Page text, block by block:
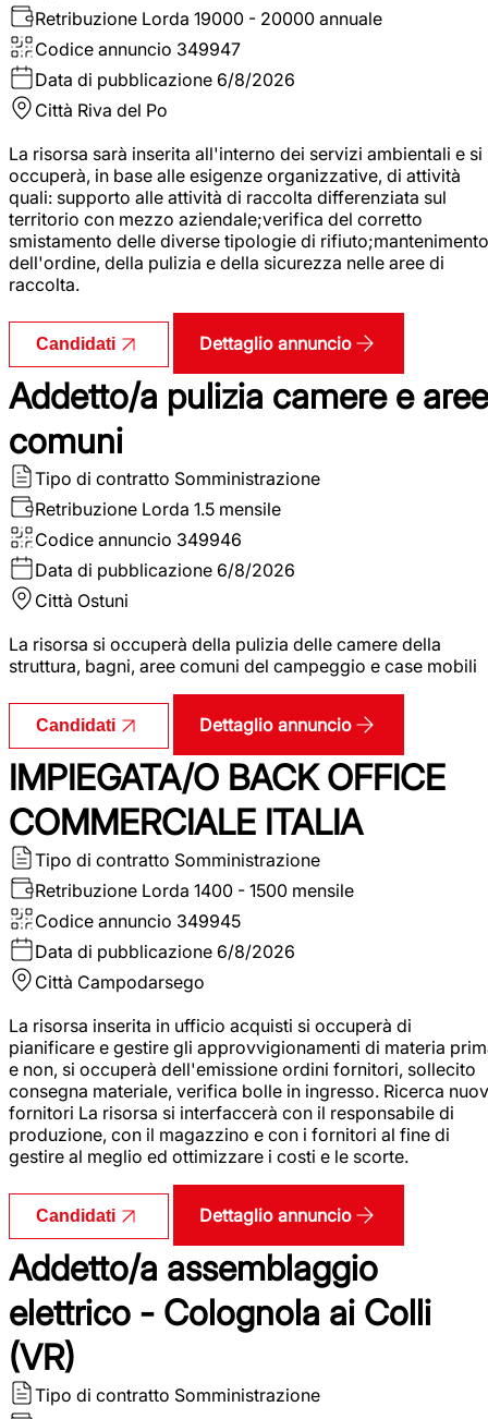
Retribuzione Lorda 19000 - 20000 annuale
Codice annuncio 349947
Data di pubblicazione 6/8/2026
Città Riva del Po
La risorsa sarà inserita all'interno dei servizi ambientali e si
occuperà, in base alle esigenze organizzative, di attività
quali: supporto alle attività di raccolta differenziata sul
territorio con mezzo aziendale;verifica del corretto
smistamento delle diverse tipologie di rifiuto;mantenimento
dell'ordine, della pulizia e della sicurezza nelle aree di
raccolta.
Candidati Dettaglio annuncio
Addetto/a pulizia camere e aree
comuni
Tipo di contratto Somministrazione
Retribuzione Lorda 1.5 mensile
Codice annuncio 349946
Data di pubblicazione 6/8/2026
Città Ostuni
La risorsa si occuperà della pulizia delle camere della
struttura, bagni, aree comuni del campeggio e case mobili
Candidati Dettaglio annuncio
IMPIEGATA/O BACK OFFICE
COMMERCIALE ITALIA
Tipo di contratto Somministrazione
Retribuzione Lorda 1400 - 1500 mensile
Codice annuncio 349945
Data di pubblicazione 6/8/2026
Città Campodarsego
La risorsa inserita in ufficio acquisti si occuperà di
pianificare e gestire gli approvvigionamenti di materia
e non, si occuperà dell'emissione ordini fornitori, sollecito
consegna materiale, verifica bolle in ingresso. Ricerca
fornitori La risorsa si interfaccerà con il responsabile di
produzione, con il magazzino e con i fornitori al fine di
gestire al meglio ed ottimizzare i costi e le scorte.
Candidati Dettaglio annuncio
Addetto/a assemblaggio
elettrico - Colognola ai Colli
(VR)
Tipo di contratto Somministrazione